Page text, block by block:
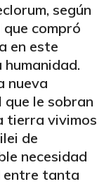
según
que compró
en este
nueva
que le sobran
tierra vivimos
de
necesidad
entre tanta